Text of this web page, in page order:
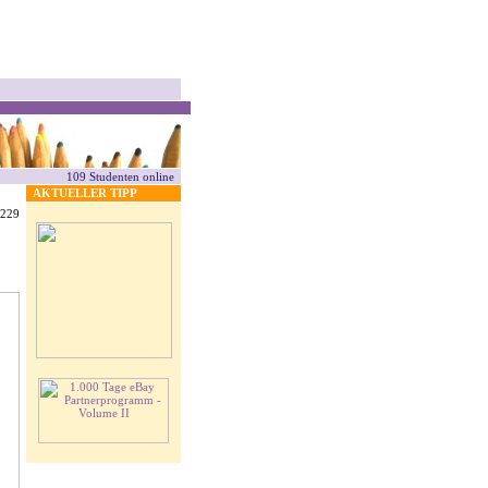
109 Studenten online
AKTUELLER TIPP